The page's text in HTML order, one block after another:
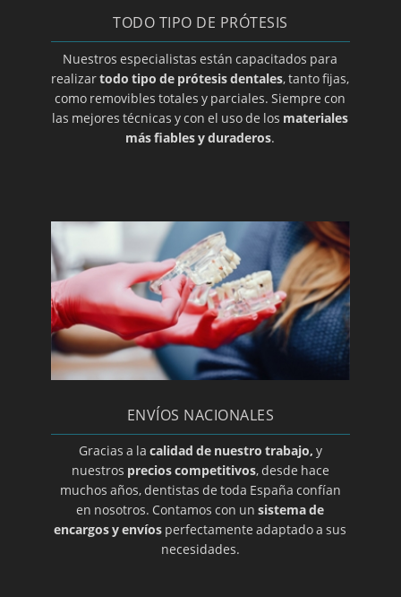
Mucocele
Opte por prótesis removibles
Ortodoncia de contención
Ortodoncia para adolescentes
Periodoncia
Periodontitis
Prótesis dental en A coruña
Prótesis dental en Albacete
Prótesis dental en Almería
Prótesis dental en Guadalajara
Prótesis dental en Salamanca
Prótesis dental en Zamora
Prótesis dental en Álava
Prótesis dental en Alicante
TODO TIPO DE PRÓTESIS
Nuestros especialistas están capacitados para
realizartodo tipo de prótesis dentales, tanto fijas,
como removibles totales y parciales. Siempre con
las mejores técnicas y con el uso de los materiales
más fiables y duraderos.
ENVÍOS NACIONALES
Gracias a la calidad de nuestro trabajo, y
nuestros precios competitivos, desde hace
muchos años, dentistas de toda España confían
en nosotros. Contamos con unsistema de
encargos y envíos perfectamente adaptado a sus
necesidades.